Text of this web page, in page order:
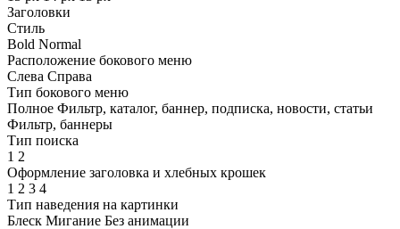
Заголовки
Стиль
Bold Normal
Расположение бокового меню
Слева Справа
Тип бокового меню
Полное Фильтр, каталог, баннер, подписка, новости, статьи
Фильтр, баннеры
Тип поиска
1 2
Оформление заголовка и хлебных крошек
1 2 3 4
Тип наведения на картинки
Блеск Мигание Без анимации